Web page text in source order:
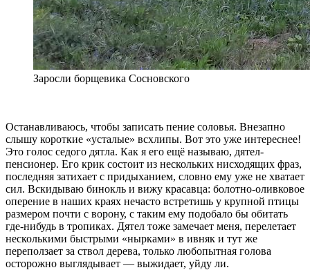
Заросли борщевика Сосновского
Останавливаюсь, чтобы записать пение соловья. Внезапно
слышу короткие «усталые» всхлипы. Вот это уже интереснее!
Это голос седого дятла. Как я его ещё называю, дятел-
пенсионер. Его крик состоит из нескольких нисходящих фраз,
последняя затихает с придыханием, словно ему уже не хватает
сил. Вскидываю бинокль и вижу красавца: болотно-оливковое
оперение в наших краях нечасто встретишь у крупной птицы
размером почти с ворону, с таким ему подобало бы обитать
где-нибудь в тропиках. Дятел тоже замечает меня, перелетает
несколькими быстрыми «нырками» в ивняк и тут же
переползает за ствол дерева, только любопытная голова
осторожно выглядывает — выжидает, уйду ли.